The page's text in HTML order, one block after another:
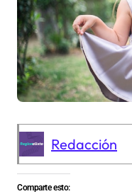
Redacción
Comparte esto: